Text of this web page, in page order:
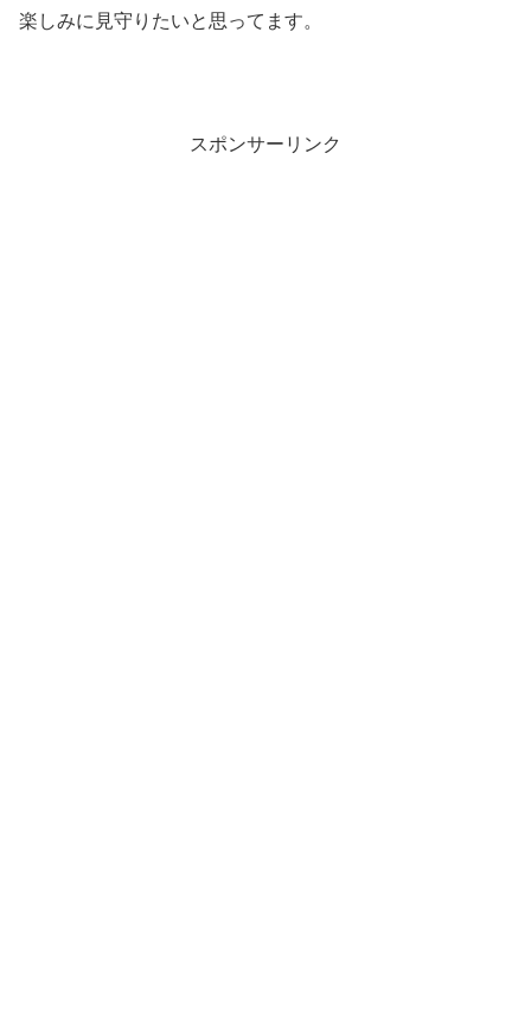
楽しみに見守りたいと思ってます。
スポンサーリンク